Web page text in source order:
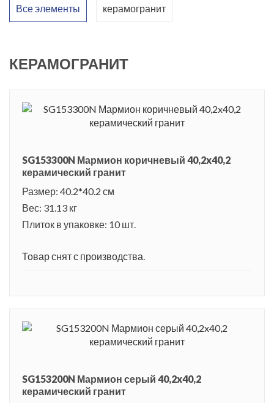
Все элементы керамогранит
КЕРАМОГРАНИТ
SG153300N Мармион коричневый 40,2x40,2
керамический гранит
Размер: 40.2*40.2 см
Вес: 31.13 кг
Плиток в упаковке: 10 шт.
Товар снят с производства.
SG153200N Мармион серый 40,2x40,2
керамический гранит